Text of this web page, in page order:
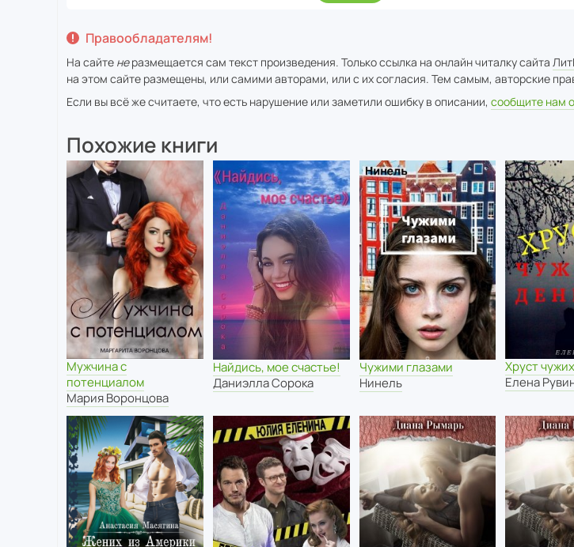
Правообладателям!
На сайте неразмещается сам текст произведения. Только ссылка на онлайн читалку сайта
на этом сайте размещены, или самими авторами, или с их согласия. Тем самым, авторские
Если вы всё же считаете, что есть нарушение или заметили ошибку в описании, сообщите нам
Похожие книги
Мужчина с
потенциалом
Мария Воронцова
Найдись, мое счастье!
Даниэлла Сорока
Чужими глазами
Нинель
Хруст
Елена